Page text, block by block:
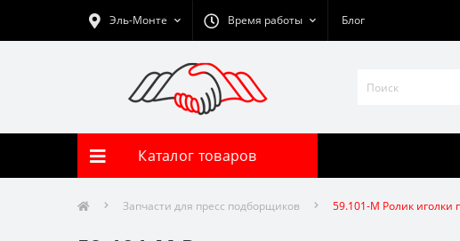
Эль-Монте Время работы Блог
Каталог товаров
Запчасти для пресс подборщиков 59.101-М Ролик иголки